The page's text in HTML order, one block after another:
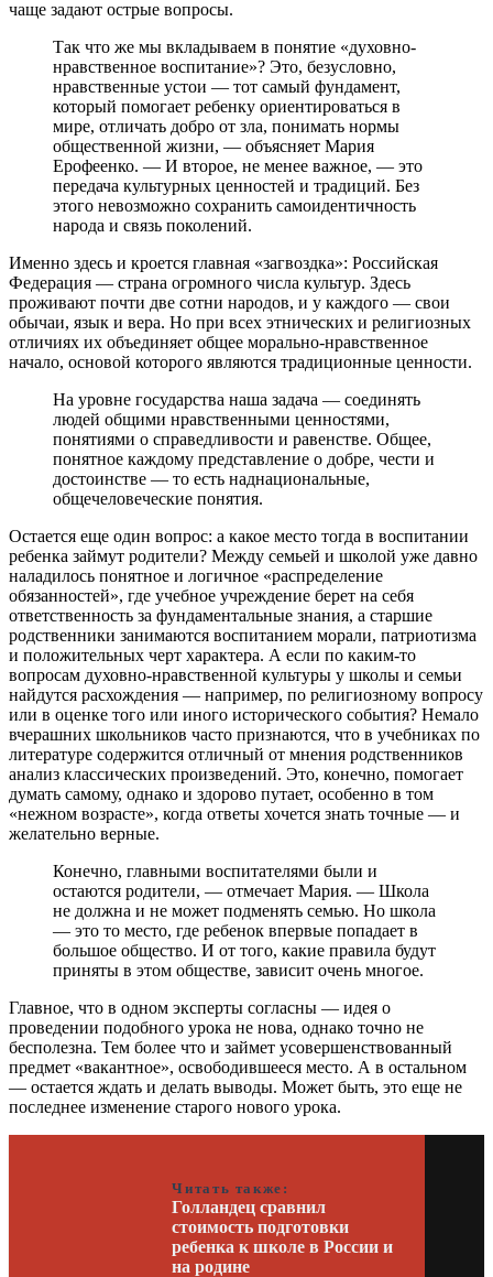
чаще задают острые вопросы.
Так что же мы вкладываем в понятие «духовно-
нравственное воспитание»? Это, безусловно,
нравственные устои — тот самый фундамент,
который помогает ребенку ориентироваться в
мире, отличать добро от зла, понимать нормы
общественной жизни, — объясняет Мария
Ерофеенко. — И второе, не менее важное, — это
передача культурных ценностей и традиций. Без
этого невозможно сохранить самоидентичность
народа и связь поколений.
Именно здесь и кроется главная «загвоздка»: Российская
Федерация — страна огромного числа культур. Здесь
проживают почти две сотни народов, и у каждого — свои
обычаи, язык и вера. Но при всех этнических и религиозных
отличиях их объединяет общее морально-нравственное
начало, основой которого являются традиционные ценности.
На уровне государства наша задача — соединять
людей общими нравственными ценностями,
понятиями о справедливости и равенстве. Общее,
понятное каждому представление о добре, чести и
достоинстве — то есть наднациональные,
общечеловеческие понятия.
Остается еще один вопрос: а какое место тогда в воспитании
ребенка займут родители? Между семьей и школой уже давно
наладилось понятное и логичное «распределение
обязанностей», где учебное учреждение берет на себя
ответственность за фундаментальные знания, а старшие
родственники занимаются воспитанием морали, патриотизма
и положительных черт характера. А если по каким-то
вопросам духовно-нравственной культуры у школы и семьи
найдутся расхождения — например, по религиозному вопросу
или в оценке того или иного исторического события? Немало
вчерашних школьников часто признаются, что в учебниках по
литературе содержится отличный от мнения родственников
анализ классических произведений. Это, конечно, помогает
думать самому, однако и здорово путает, особенно в том
«нежном возрасте», когда ответы хочется знать точные — и
желательно верные.
Конечно, главными воспитателями были и
остаются родители, — отмечает Мария. — Школа
не должна и не может подменять семью. Но школа
— это то место, где ребенок впервые попадает в
большое общество. И от того, какие правила будут
приняты в этом обществе, зависит очень многое.
Главное, что в одном эксперты согласны — идея о
проведении подобного урока не нова, однако точно не
бесполезна. Тем более что и займет усовершенствованный
предмет «вакантное», освободившееся место. А в остальном
— остается ждать и делать выводы. Может быть, это еще не
последнее изменение старого нового урока.
Читать также:
Голландец сравнил
стоимость подготовки
ребенка к школе в России и
на родине